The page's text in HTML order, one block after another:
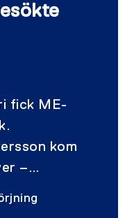
fick ME-
kom
–